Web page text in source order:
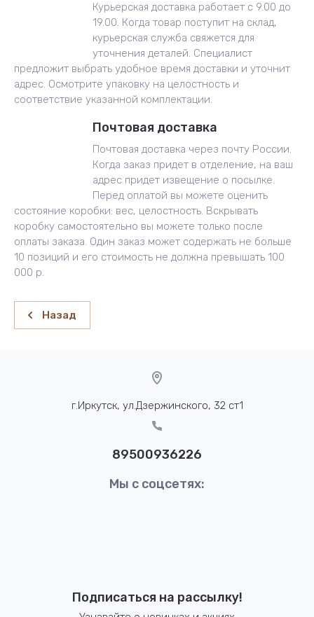
Курьерская доставка работает с 9.00 до
19.00. Когда товар поступит на склад,
курьерская служба свяжется для
уточнения деталей. Специалист
предложит выбрать удобное время доставки и уточнит
адрес. Осмотрите упаковку на целостность и
соответствие указанной комплектации.
Почтовая доставка
Почтовая доставка через почту России.
Когда заказ придет в отделение, на ваш
адрес придет извещение о посылке.
Перед оплатой вы можете оценить
состояние коробки: вес, целостность. Вскрывать
коробку самостоятельно вы можете только после
оплаты заказа. Один заказ может содержать не больше
10 позиций и его стоимость не должна превышать 100
000 р.
Назад
г.Иркутск, ул.Дзержинского, 32 ст1
89500936226
Мы с соцсетях:
Подписаться на рассылку!